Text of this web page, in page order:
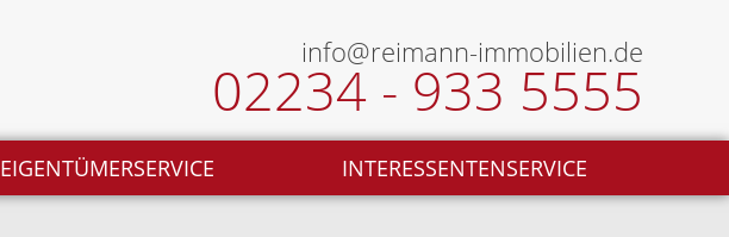
info@reimann-immobilien.de
02234 - 933 5555
EIGENTÜMERSERVICE INTERESSENTENSERVICE